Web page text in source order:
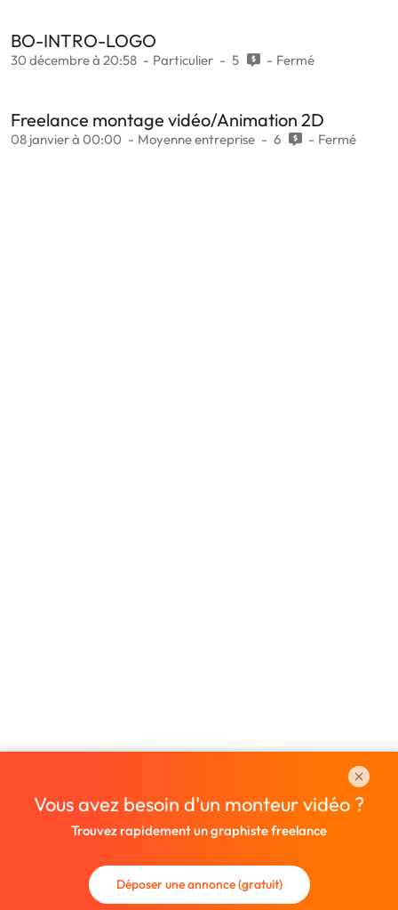
BO-INTRO-LOGO
30 décembre à 20:58 Particulier 5 Fermé
Freelance montage vidéo/Animation 2D
08 janvier à 00:00 Moyenne entreprise 6 Fermé
Vous avez besoin d'un monteur vidéo ?
Trouvez rapidement un graphiste freelance
Déposer une annonce (gratuit)